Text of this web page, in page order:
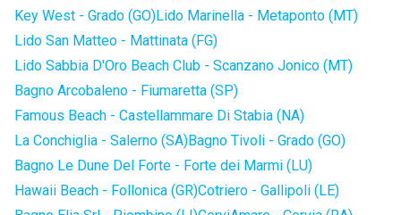
Key West - Grado (GO)Lido Marinella - Metaponto (MT)
Lido San Matteo - Mattinata (FG)
Lido Sabbia D'Oro Beach Club - Scanzano Jonico (MT)
Bagno Arcobaleno - Fiumaretta (SP)
Famous Beach - Castellammare Di Stabia (NA)
La Conchiglia - Salerno (SA)Bagno Tivoli - Grado (GO)
Bagno Le Dune Del Forte - Forte dei Marmi (LU)
Hawaii Beach - Follonica (GR)Cotriero - Gallipoli (LE)